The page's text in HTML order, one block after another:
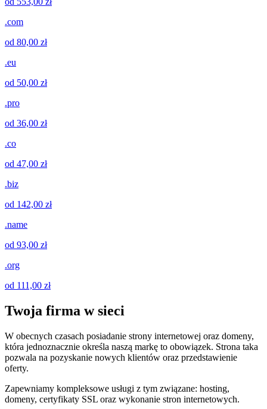
.com
od 80,00 zł
.eu
od 50,00 zł
.pro
od 36,00 zł
.co
od 47,00 zł
.biz
od 142,00 zł
.name
od 93,00 zł
.org
od 111,00 zł
Twoja firma w sieci
W obecnych czasach posiadanie strony internetowej oraz domeny,
która jednoznacznie określa naszą markę to obowiązek. Strona taka
pozwala na pozyskanie nowych klientów oraz przedstawienie
oferty.
Zapewniamy kompleksowe usługi z tym związane: hosting,
domeny, certyfikaty SSL oraz wykonanie stron internetowych.